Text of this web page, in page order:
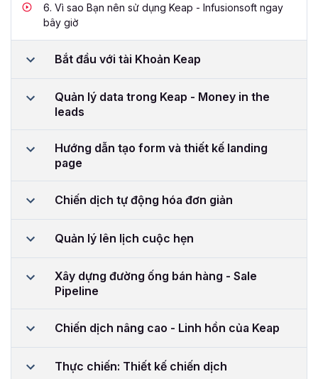
6. Vì sao Bạn nên sử dụng Keap - Infusionsoft ngay
bây giờ
Bắt đầu với tài Khoản Keap
Quản lý data trong Keap - Money in the
leads
Hướng dẫn tạo form và thiết kế landing
page
Chiến dịch tự động hóa đơn giản
Quản lý lên lịch cuộc hẹn
Xây dựng đường ống bán hàng - Sale
Pipeline
Chiến dịch nâng cao - Linh hồn của Keap
Thực chiến: Thiết kế chiến dịch